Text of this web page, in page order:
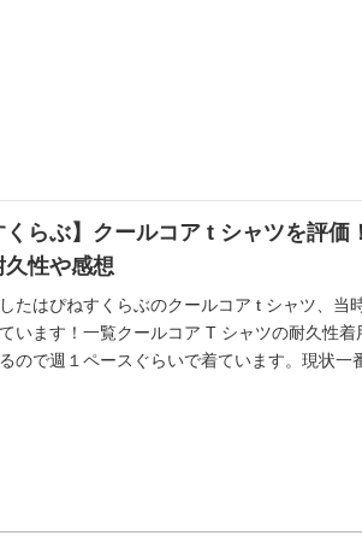
くらぶ】クールコア t シャツを評価
性や感想
たはぴねすくらぶのクールコア t シャツ、当
います！一覧クールコア T シャツの耐久性着
ので週１ペースぐらいで着ています。現状一